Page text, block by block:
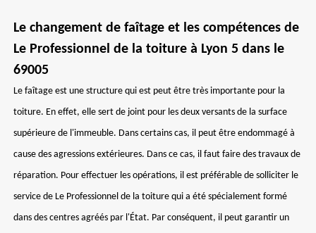
Le changement de faîtage et les compétences de
Le Professionnel de la toiture à Lyon 5 dans le
69005
Le faîtage est une structure qui est peut être très importante pour la
toiture. En effet, elle sert de joint pour les deux versants de la surface
supérieure de l'immeuble. Dans certains cas, il peut être endommagé à
cause des agressions extérieures. Dans ce cas, il faut faire des travaux de
réparation. Pour effectuer les opérations, il est préférable de solliciter le
service de Le Professionnel de la toiture qui a été spécialement formé
dans des centres agréés par l'État. Par conséquent, il peut garantir un